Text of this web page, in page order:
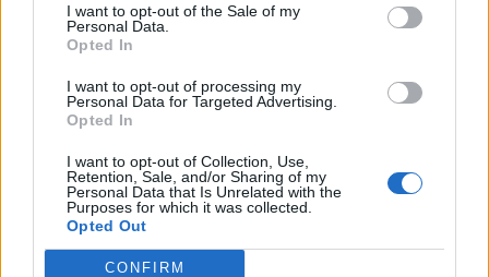
I want to opt-out of the Sale of my
Personal Data.
Opted In
I want to opt-out of processing my
Personal Data for Targeted Advertising.
Opted In
I want to opt-out of Collection, Use,
Retention, Sale, and/or Sharing of my
Personal Data that Is Unrelated with the
Purposes for which it was collected.
Opted Out
CONFIRM
Ricardo Carvalho